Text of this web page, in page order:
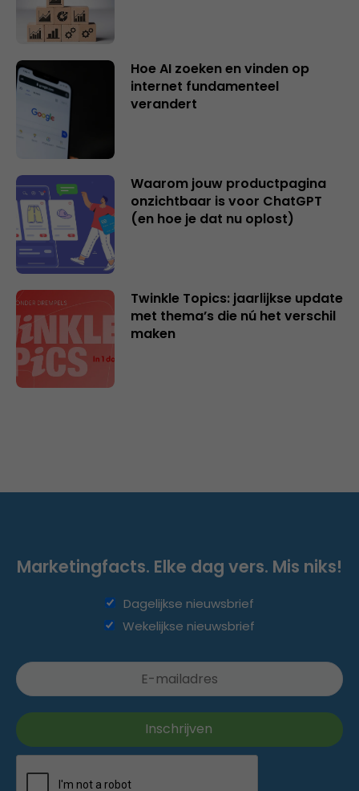
Hoe AI zoeken en vinden op
internet fundamenteel
verandert
Waarom jouw productpagina
onzichtbaar is voor ChatGPT
(en hoe je dat nu oplost)
Twinkle Topics: jaarlijkse update
met thema’s die nú het verschil
maken
Marketingfacts. Elke dag vers. Mis niks!
Dagelijkse nieuwsbrief
Wekelijkse nieuwsbrief